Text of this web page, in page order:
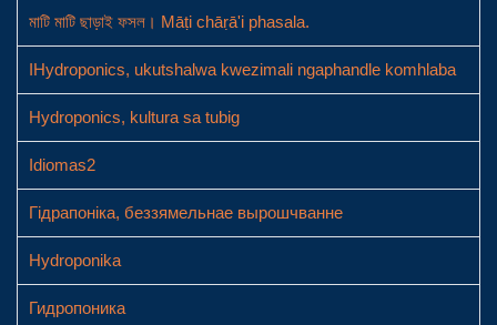
মাটি মাটি ছাড়াই ফসল। Māṭi chāṛā'i phasala.
IHydroponics, ukutshalwa kwezimali ngaphandle komhlaba
Hydroponics, kultura sa tubig
Idiomas2
Гідрапоніка, беззямельнае вырошчванне
Hydroponika
Гидропоника